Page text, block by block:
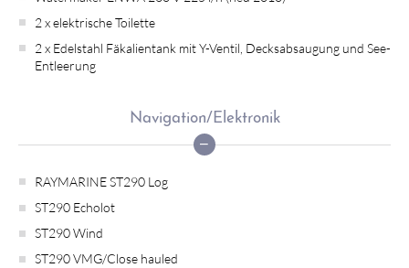
2 x elektrische Toilette
2 x Edelstahl Fäkalientank mit Y-Ventil, Decksabsaugung und See-
Entleerung
Navigation/Elektronik
RAYMARINE ST290 Log
ST290 Echolot
ST290 Wind
ST290 VMG/Close hauled